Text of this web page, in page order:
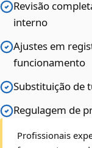
Revisão
interno
Ajustes em
funcionamento
Substituição de
Regulagem de
Profissionais